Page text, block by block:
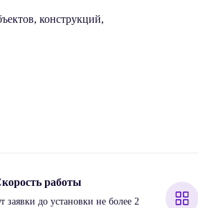
конструкций,
работы
заявки до установки не более 2